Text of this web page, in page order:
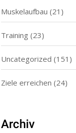
Muskelaufbau (21)
Training (23)
Uncategorized (151)
Ziele erreichen (24)
Archiv